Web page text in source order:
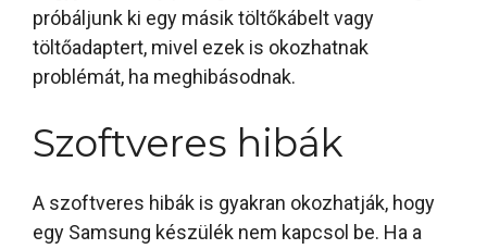
próbáljunk ki egy másik töltőkábelt vagy
töltőadaptert, mivel ezek is okozhatnak
problémát, ha meghibásodnak.
Szoftveres hibák
A szoftveres hibák is gyakran okozhatják, hogy
egy Samsung készülék nem kapcsol be. Ha a